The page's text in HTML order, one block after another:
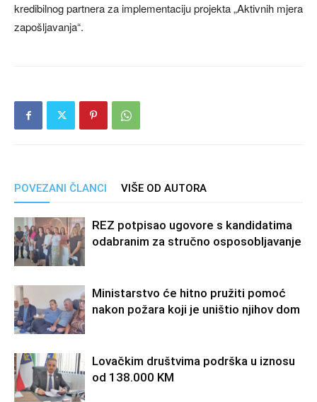
kredibilnog partnera za implementaciju projekta „Aktivnih mjera
zapošljavanja“.
POVEZANI ČLANCI VIŠE OD AUTORA
REZ potpisao ugovore s kandidatima
odabranim za stručno osposobljavanje
Ministarstvo će hitno pružiti pomoć
nakon požara koji je uništio njihov dom
Lovačkim društvima podrška u iznosu
od 138.000 KM